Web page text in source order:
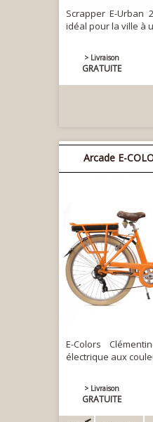
Scrapper E-Urban
idéal pour la ville à
> Livraison
GRATUITE
Arcade E-
E-Colors
électrique aux
> Livraison
GRATUITE